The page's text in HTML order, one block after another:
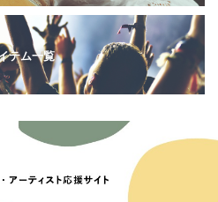
テム一覧